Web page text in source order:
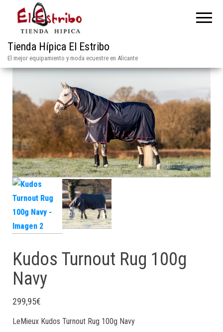
Tienda Hípica El Estribo
El mejor equipamiento y moda ecuestre en Alicante
Kudos Turnout Rug 100g
Navy
299,95€
LeMieux Kudos Turnout Rug 100g Navy